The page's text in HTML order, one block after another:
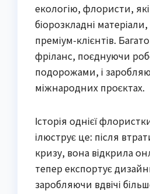
екологію, флористи,
біорозкладні
преміум-клієнтів.
фріланс, поєднуючи
подорожами, і
міжнародних проєктах.
Історія однієї
ілюструє це: після
кризу, вона відкрила
тепер експортує
заробляючи вдвічі